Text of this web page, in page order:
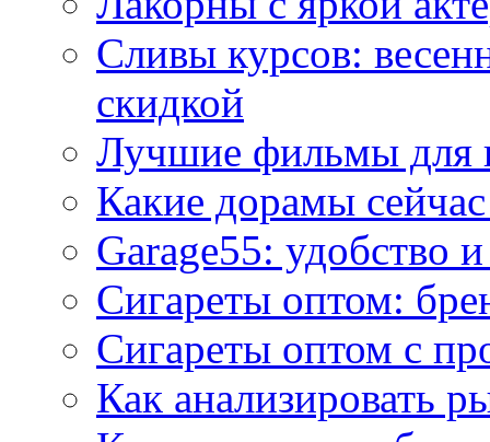
Сливы курсов:
скидкой
Лучшие фильмы для
Какие дорамы
Garage55: удобство
Сигареты оптом:
Сигареты оптом с
Как анализировать